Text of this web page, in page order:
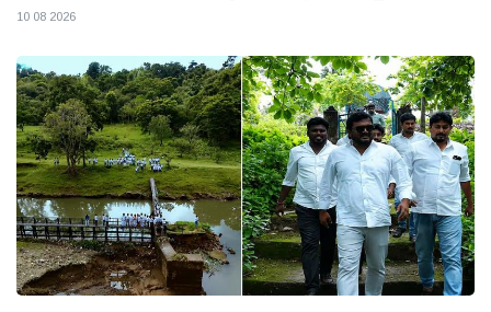
10 08 2026